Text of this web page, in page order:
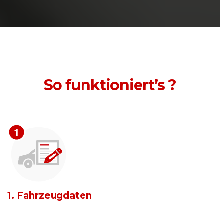
So funktioniert’s ?
1. Fahrzeugdaten